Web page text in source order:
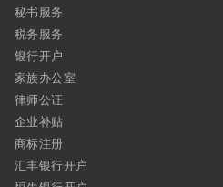
秘书服务
税务服务
银行开户
家族办公室
律师公证
企业补贴
商标注册
汇丰银行开户